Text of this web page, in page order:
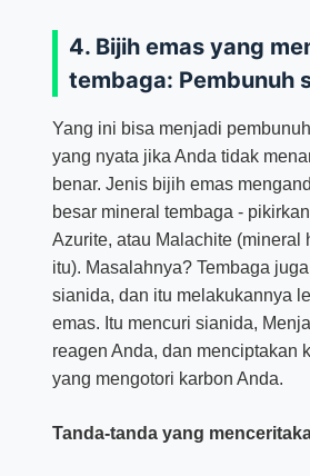
4. Bijih emas yang
tembaga: Pembunuh
Yang ini bisa menjadi
yang nyata jika Anda tidak
benar. Jenis bijih emas
besar mineral tembaga -
Azurite, atau Malachite (mineral
itu). Masalahnya? Tembaga
sianida, dan itu melakukannya
emas. Itu mencuri sianida,
reagen Anda, dan menciptakan
yang mengotori karbon Anda.
Tanda-tanda yang